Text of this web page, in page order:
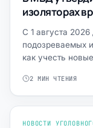
изоляторах
С 1 августа
подозреваемых
как учесть
2 МИН ЧТЕНИЯ
НОВОСТИ